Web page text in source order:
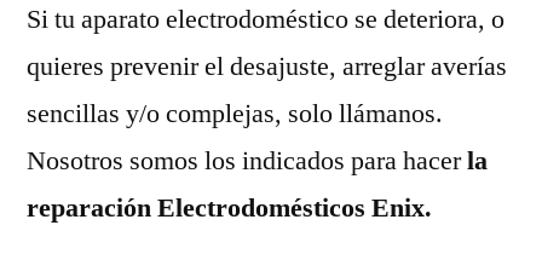
Si tu aparato electrodoméstico se deteriora, o
quieres prevenir el desajuste, arreglar averías
sencillas y/o complejas, solo llámanos.
Nosotros somos los indicados para hacerla
reparación Electrodomésticos Enix.